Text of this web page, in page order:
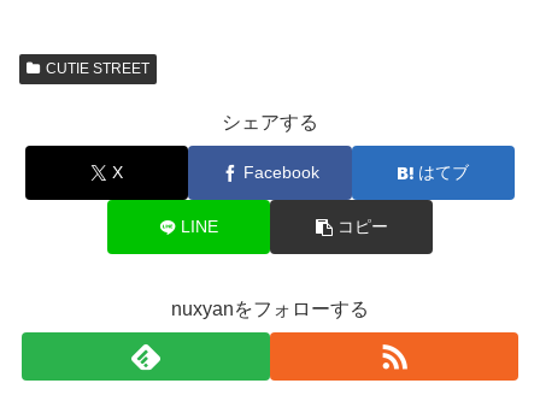
CUTIE STREET
シェアする
X Facebook はてブ
LINE コピー
nuxyanをフォローする